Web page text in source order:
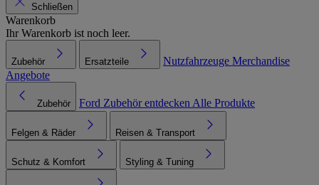
Schließen
Warenkorb
Ihr Warenkorb ist noch leer.
Zubehör Ersatzteile Nutzfahrzeuge Merchandise
Angebote
Zubehör Ford Zubehör entdecken Alle Produkte
Felgen & Räder Reisen & Transport
Schutz & Komfort Styling & Tuning